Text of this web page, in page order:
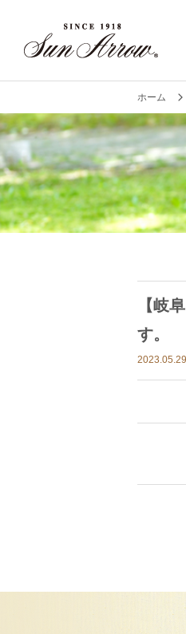
ホーム
【岐
す。
2023.05.29